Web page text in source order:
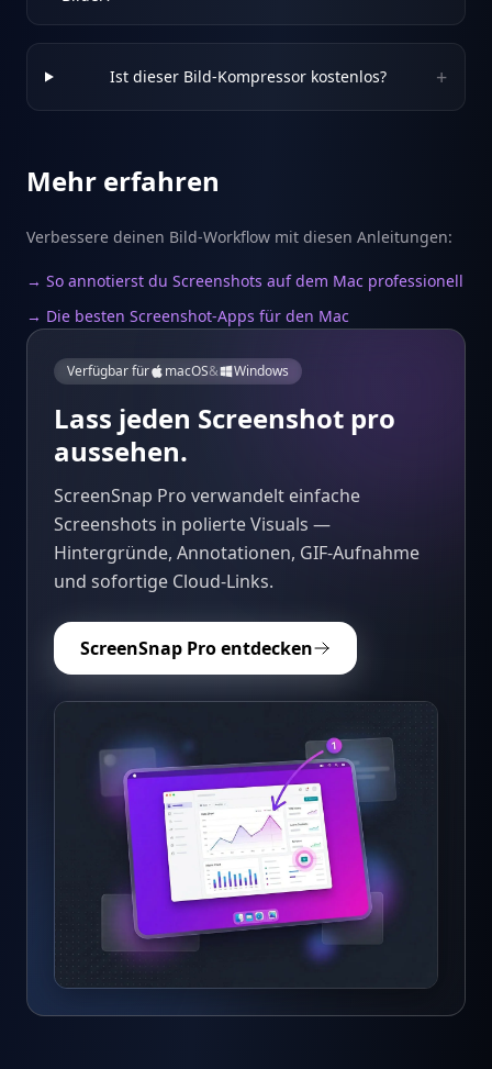
Ist dieser Bild-Kompressor kostenlos? +
Mehr erfahren
Verbessere deinen Bild-Workflow mit diesen Anleitungen:
→ So annotierst du Screenshots auf dem Mac professionell
→ Die besten Screenshot-Apps für den Mac
Verfügbar für macOS& Windows
Lass jeden Screenshot pro
aussehen.
ScreenSnap Pro verwandelt einfache
Screenshots in polierte Visuals —
Hintergründe, Annotationen, GIF-Aufnahme
und sofortige Cloud-Links.
ScreenSnap Pro entdecken